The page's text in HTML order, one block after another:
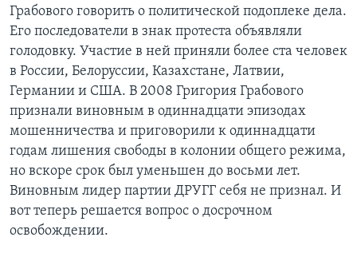
Грабового говорить о политической подоплеке дела.
Его последователи в знак протеста объявляли
голодовку. Участие в ней приняли более ста человек
в России, Белоруссии, Казахстане, Латвии,
Германии и США. В 2008 Григория Грабового
признали виновным в одиннадцати эпизодах
мошенничества и приговорили к одиннадцати
годам лишения свободы в колонии общего режима,
но вскоре срок был уменьшен до восьми лет.
Виновным лидер партии ДРУГГ себя не признал. И
вот теперь решается вопрос о досрочном
освобождении.